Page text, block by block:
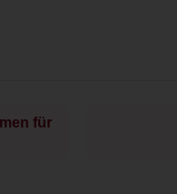
für